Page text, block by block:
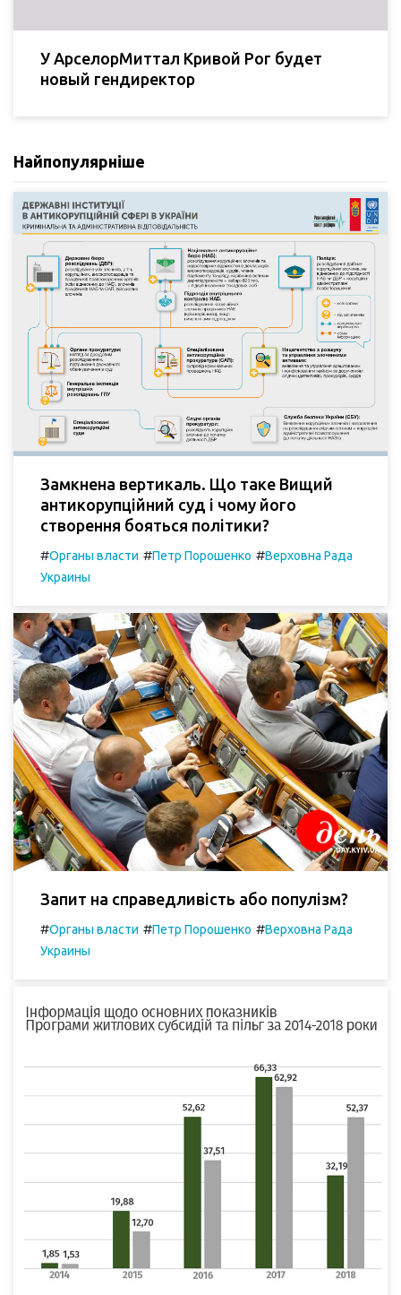
У АрселорМиттал Кривой Рог будет
новый гендиректор
Найпопулярніше
Замкнена вертикаль. Що таке Вищий
антикорупційний суд і чому його
створення бояться політики?
#Органы власти #Петр Порошенко #Верховна Рада
Украины
Запит на справедливість або популізм?
#Органы власти #Петр Порошенко #Верховна Рада
Украины